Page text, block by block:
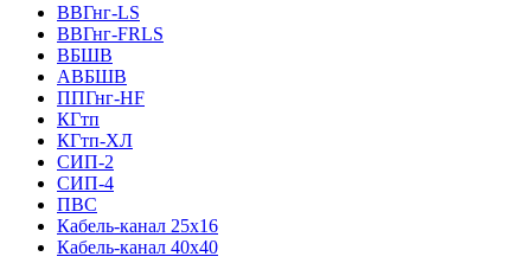
ВВГнг-LS
ВВГнг-FRLS
ВБШВ
АВБШВ
ППГнг-HF
КГтп
КГтп-ХЛ
СИП-2
СИП-4
ПВС
Кабель-канал 25х16
Кабель-канал 40х40